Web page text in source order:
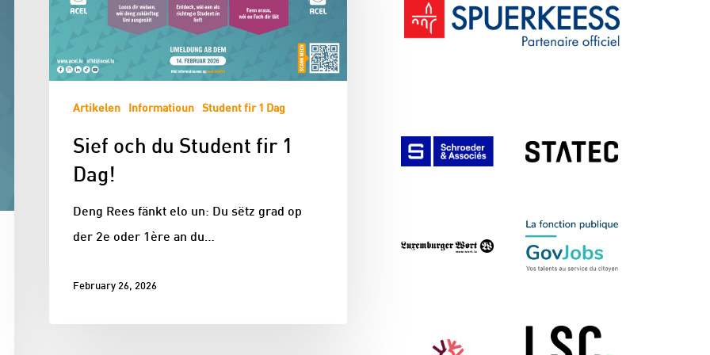
Artikelen Informatioun Student fir 1 Dag
Sief och du Student fir 1
Dag!
Deng Rees fänkt elo un: Du sëtz grad op
der 2e oder 1ère an du…
February 26, 2026